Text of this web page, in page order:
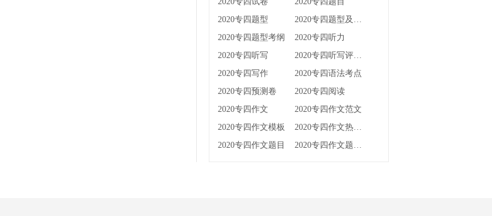
2020专四题型
2020专四题型及分值
2020专四题型考纲
2020专四听力
2020专四听写
2020专四听写评分标准
2020专四写作
2020专四语法考点
2020专四预测卷
2020专四阅读
2020专四作文
2020专四作文范文
2020专四作文模板
2020专四作文热点话题
2020专四作文题目
2020专四作文题目预测